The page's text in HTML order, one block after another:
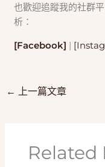
也歡迎追蹤我的社群
析：
[Facebook] |
← 上一篇文章
Related